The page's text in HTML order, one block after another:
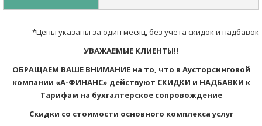
*Цены указаны за один месяц, без учета скидок и надбавок
УВАЖАЕМЫЕ КЛИЕНТЫ!!
ОБРАЩАЕМ ВАШЕ ВНИМАНИЕ на то, что в Аусторсинговой
компании «А-ФИНАНС» действуют СКИДКИ и НАДБАВКИ к
Тарифам на бухгалтерское сопровождение
Скидки со стоимости основного комплекса услуг